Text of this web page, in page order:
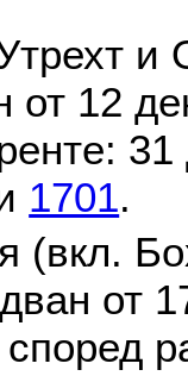
от 12
1701.
(вкл.
от